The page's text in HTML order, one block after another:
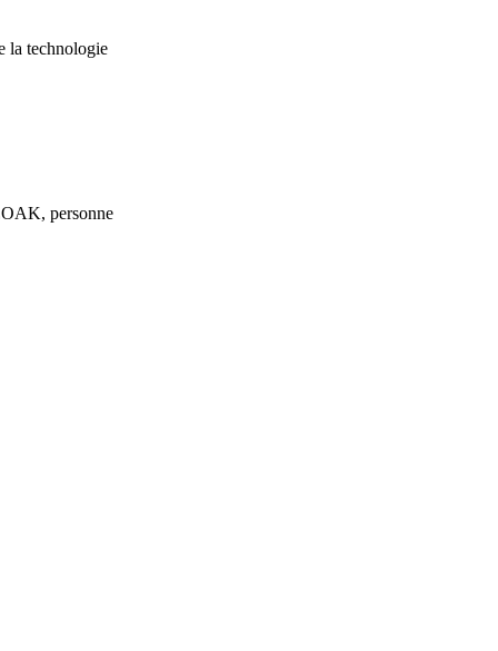
la technologie
personne